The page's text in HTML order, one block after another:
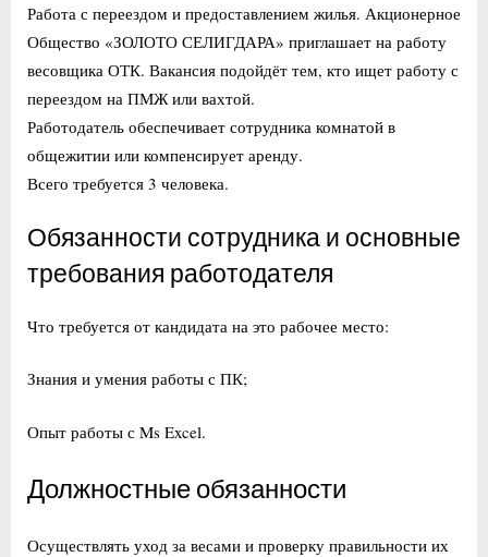
Работа с переездом и предоставлением жилья. Акционерное
Общество «ЗОЛОТО СЕЛИГДАРА» приглашает на работу
весовщика ОТК. Вакансия подойдёт тем, кто ищет работу с
переездом на ПМЖ или вахтой.
Работодатель обеспечивает сотрудника комнатой в
общежитии или компенсирует аренду.
Всего требуется 3 человека.
Обязанности сотрудника и основные
требования работодателя
Что требуется от кандидата на это рабочее место:
Знания и умения работы с ПК;
Опыт работы с Ms Excel.
Должностные обязанности
Осуществлять уход за весами и проверку правильности их